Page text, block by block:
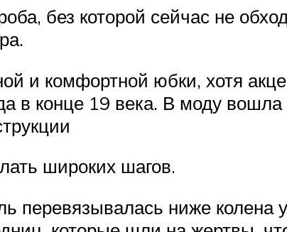
без которой сейчас не
и комфортной юбки, хотя
в конце 19 века. В моду
широких шагов.
перевязывалась ниже колена